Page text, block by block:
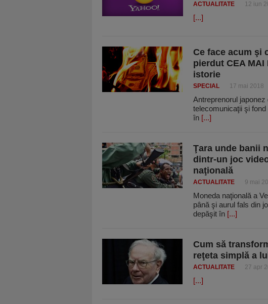
ACTUALITATE 12 iun
[...]
Ce face acum şi
pierdut CEA MAI
istorie
SPECIAL 17 mai 2018
Antreprenorul
telecomunicaţii şi
în [...]
Ţara unde banii
dintr-un joc
naţională
ACTUALITATE 9 mai
Moneda naţională a
până şi aurul fals din
depăşit în [...]
Cum să
reţeta simplă a
ACTUALITATE 27 apr
[...]